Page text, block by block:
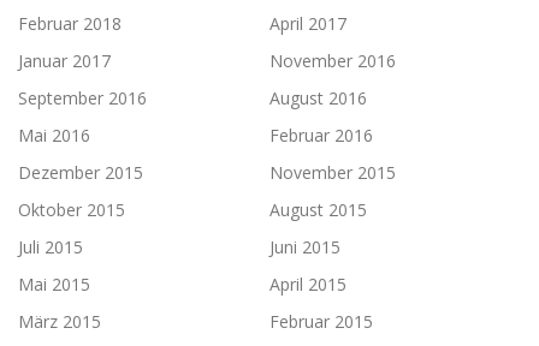
Februar 2018
April 2017
Januar 2017
November 2016
September 2016
August 2016
Mai 2016
Februar 2016
Dezember 2015
November 2015
Oktober 2015
August 2015
Juli 2015
Juni 2015
Mai 2015
April 2015
März 2015
Februar 2015